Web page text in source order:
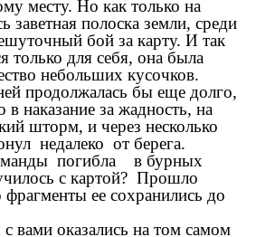
месту. Но как только на
заветная полоска земли, среди
бой за карту. И так
только для себя, она была
небольших кусочков.
продолжалась бы еще долго,
в наказание за жадность, на
шторм, и через несколько
недалеко от берега.
погибла в бурных
с картой? Прошло
ее сохранились до
вами оказались на том самом